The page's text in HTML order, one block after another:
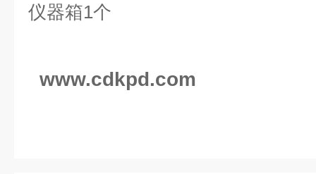
仪器箱1个
www.cdkpd.com